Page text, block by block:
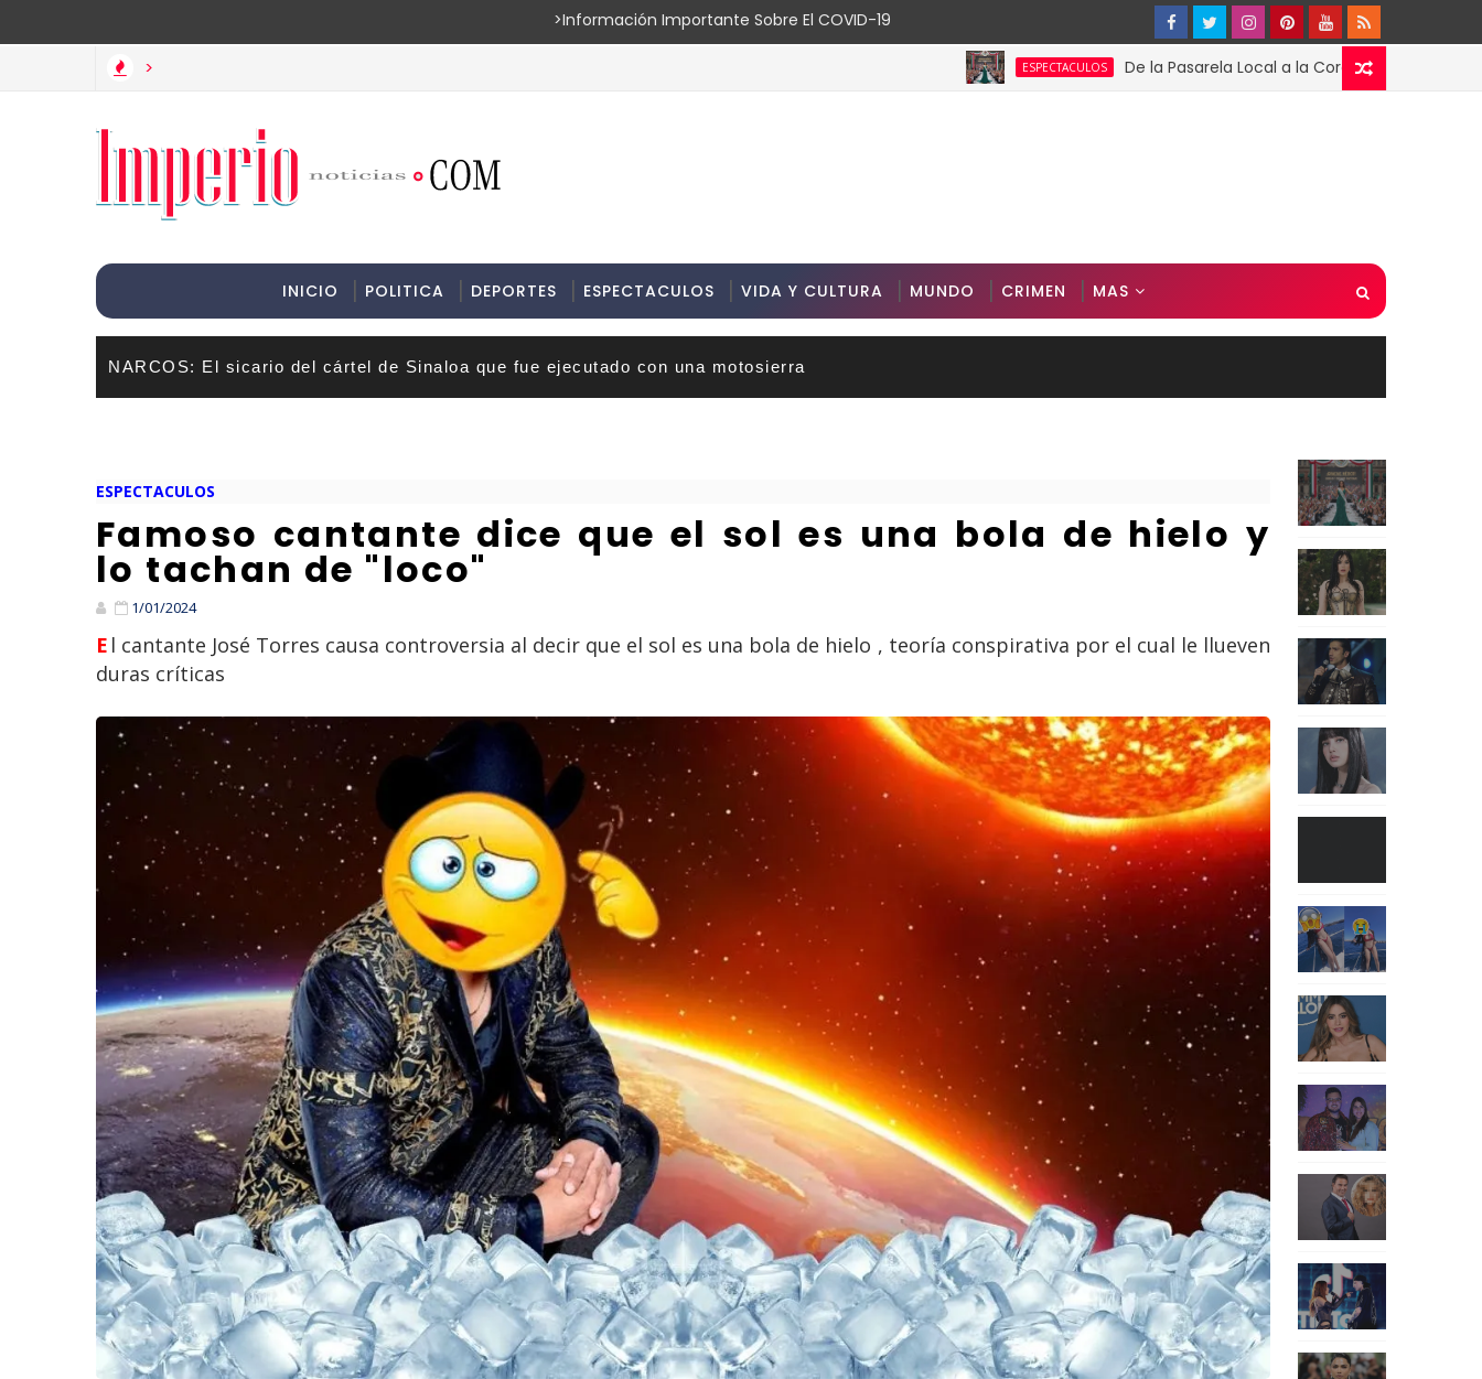
>Información Importante Sobre El COVID-19
> ESPECTACULOS De la Pasarela Local a la Corona Global: El Triunfo de
INICIO POLITICA DEPORTES ESPECTACULOS VIDA Y CULTURA MUNDO CRIMEN MAS
NARCOS: El sicario del cártel de Sinaloa que fue ejecutado con una motosierra
ESPECTACULOS
Famoso cantante dice que el sol es una bola de hielo y
lo tachan de "loco"
1/01/2024
El cantante José Torres causa controversia al decir que el sol es una bola de hielo , teoría conspirativa por el cual le llueven
duras críticas